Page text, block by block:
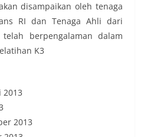
disampaikan oleh tenaga
RI dan Tenaga Ahli dari
berpengalaman dalam
K3
2013
2013